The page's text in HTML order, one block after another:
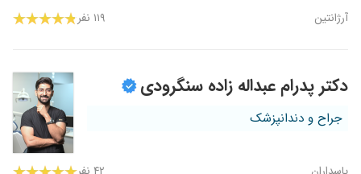
آرژانتین ۱۱۹ نفر
دکتر پدرام عبداله زاده سنگرودی
جراح و دندانپزشک